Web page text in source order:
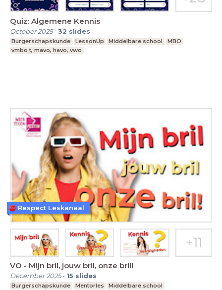
Quiz: Algemene Kennis
October 2025-32 slides
Burgerschapskunde LessonUp Middelbare school
MBO
vmbo t, mavo, havo, vwo
VO - Mijn bril, jouw bril, onze bril!
December 2025- 15 slides
Burgerschapskunde Mentorles
Middelbare school
Respect Leskanaal